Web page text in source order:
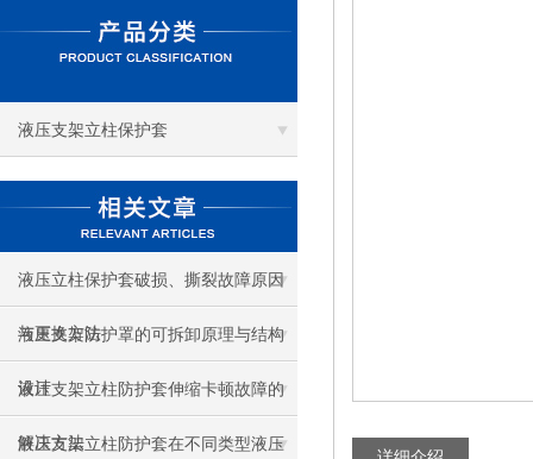
液压支架立柱保护套
液压立柱保护套破损、撕裂故障原因
与更换方法
液压支架防护罩的可拆卸原理与结构
设计
液压支架立柱防护套伸缩卡顿故障的
解决方法
液压支架立柱防护套在不同类型液压